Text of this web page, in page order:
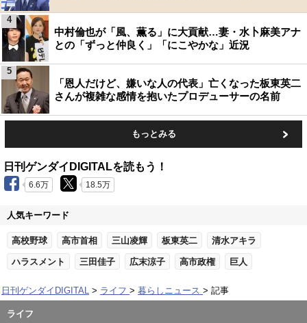
中村倫也が「風、薫る」に大貢献…妻・水卜麻美アナ
との「ずっと仲良く」「にこやかな」近況
4
「恩人だけど、嫌いな人の代表」亡くなった板東英二
さんが複雑な感情を抱いたプロデューサーの名前
5
もっとみる
日刊ゲンダイDIGITALを読もう！
6.6万 18.5万
人気キーワード
高校野球 高市首相 三山凌輝 板東英二 清水アキラ
ハラスメント 三田佳子 広末涼子 高市政権 巨人
日刊ゲンダイDIGITAL ライフ 暮らしニュース 記事
ライフ